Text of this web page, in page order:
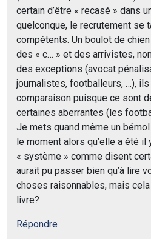
certain d’être « recasé » dans
quelconque, le recrutement se
compétents. Un boulot de
des « c… » et des arrivistes,
des exceptions (avocat
journalistes, footballeurs, …),
comparaison puisque ce sont
certaines aberrantes (les
Je mets quand même un
le moment alors qu’elle a été il
« système » comme disent
aurait pu passer bien qu’à lire
choses raisonnables, mais
livre?
Répondre